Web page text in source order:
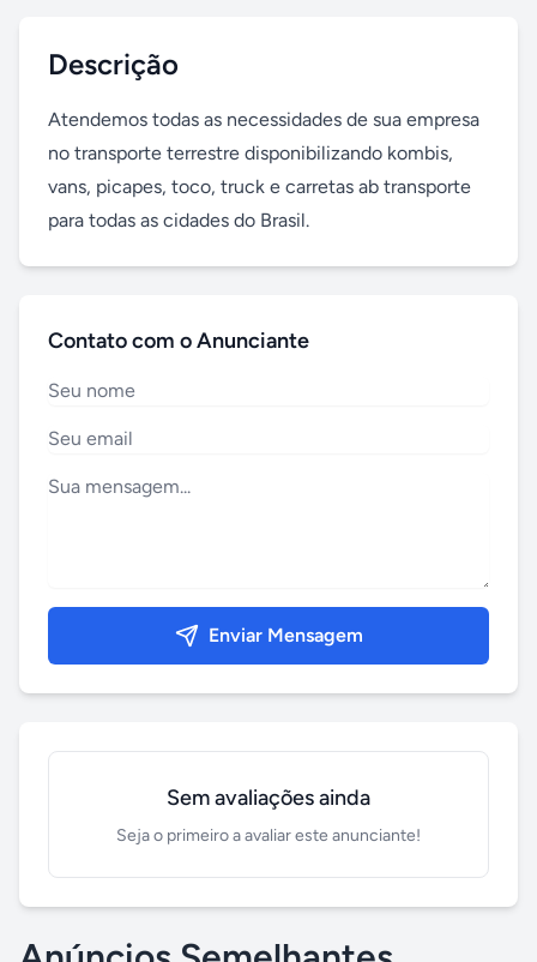
Descrição
Atendemos todas as necessidades de sua empresa
no transporte terrestre disponibilizando kombis,
vans, picapes, toco, truck e carretas ab transporte
para todas as cidades do Brasil.
Contato com o Anunciante
Enviar Mensagem
Sem avaliações ainda
Seja o primeiro a avaliar este anunciante!